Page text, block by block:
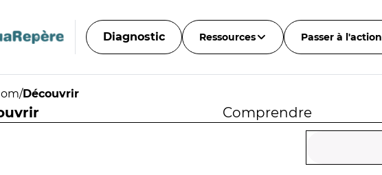
Diagnostic Ressources Passer à l'action
/Découvrir
Comprendre